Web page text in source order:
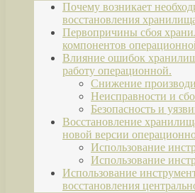
Почему возникает
восстановления
Первопричины сбоя
компонентов
Влияние ошибок
работу операционной.
Снижение
Неисправности и
Безопасность и
Восстановление
новой версии
Использование
Использование
Использование
восстановления